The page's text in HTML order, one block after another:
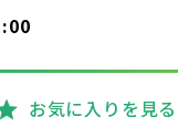
お気に入りを見る